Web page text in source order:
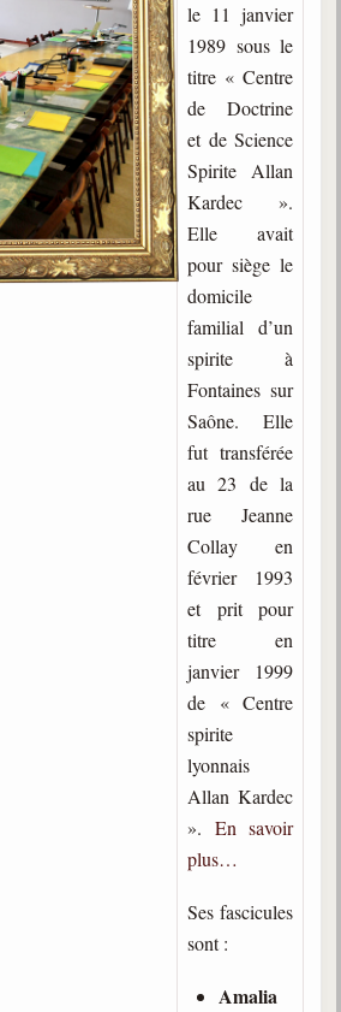
le 11 janvier
1989 sous le
titre « Centre
de Doctrine
et de Science
Spirite Allan
Kardec ».
Elle avait
pour siège le
domicile
familial d’un
spirite à
Fontaines sur
Saône. Elle
fut transférée
au 23 de la
rue Jeanne
Collay en
février 1993
et prit pour
titre en
janvier 1999
de « Centre
spirite
lyonnais
Allan Kardec
». En savoir
plus…
Ses fascicules
sont :
Amalia